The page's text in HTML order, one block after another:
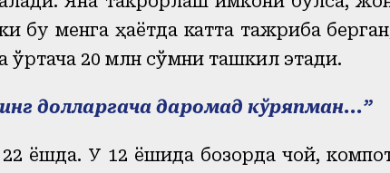
бу менга ҳаётда катта тажриба
20 млн сўмни ташкил этади.
долларгача даромад кўряпман...”
ёшда. У 12 ёшида бозорда чой,